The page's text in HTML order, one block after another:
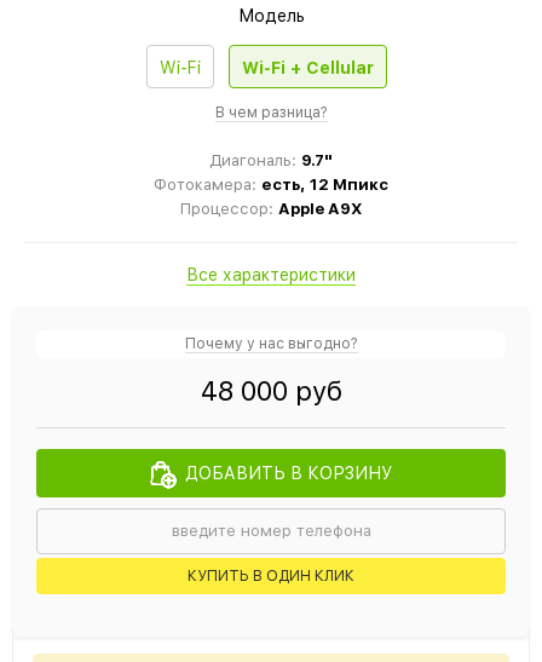
Модель
Wi-Fi Wi-Fi + Cellular
В чем разница?
Диагональ: 9.7"
Фотокамера: есть, 12 Мпикс
Процессор: Apple A9X
Все характеристики
Почему у нас выгодно?
48 000 руб
ДОБАВИТЬ В КОРЗИНУ
КУПИТЬ В ОДИН КЛИК